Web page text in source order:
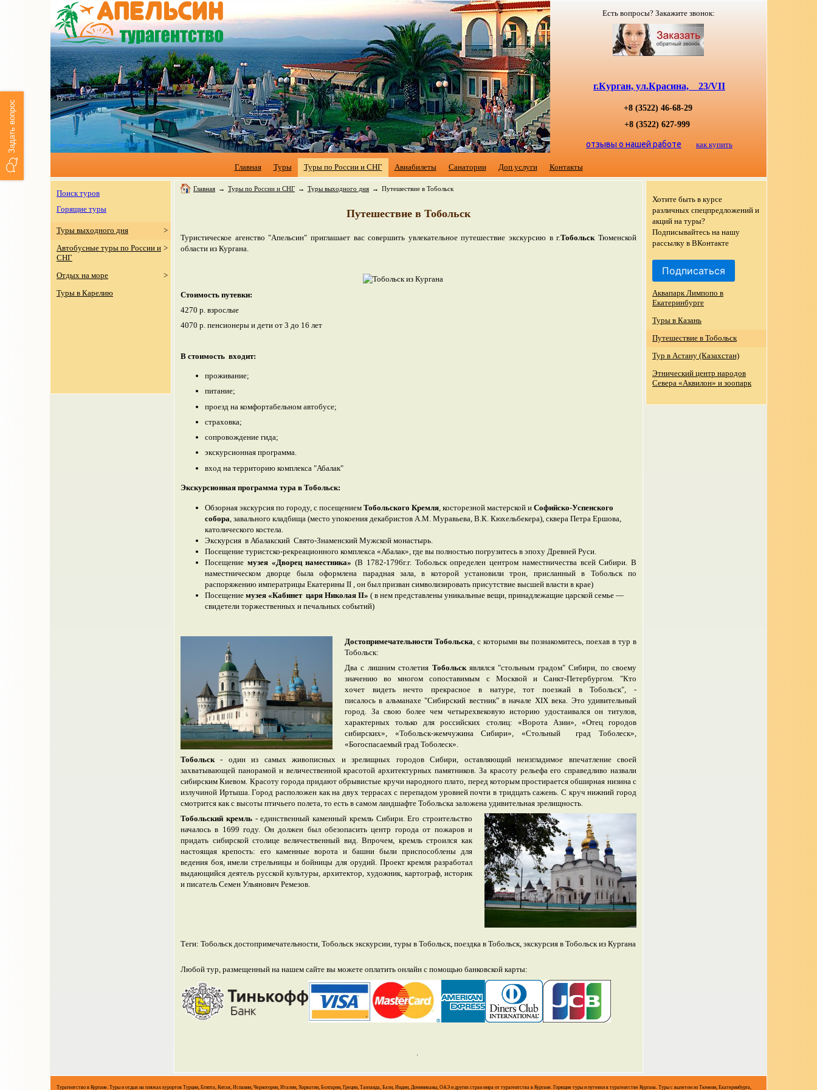
Туристическое агентство "АПЕЛЬСИН"
Есть вопросы? Закажите звонок:
г.Курган, ул.Красина, 23/VII
+8 (3522) 46-68-29
+8 (3522) 627-999
отзывы о нашей работе как купить
Главная Туры Туры по России и СНГ Авиабилеты Санатории Доп.услуги Контакты
Поиск туров
Горящие туры
>
Туры выходного дня
>
Автобусные туры по России и
СНГ
>
Отдых на море
Туры в Карелию
Хотите быть в курсе
различных спецпредложений и
акций на туры?
Подписывайтесь на нашу
рассылку в ВКонтакте
Подписаться
Аквапарк Лимпопо в
Екатеринбурге
Туры в Казань
Путешествие в Тобольск
Тур в Астану (Казахстан)
Этнический центр народов
Севера «Аквилон» и зоопарк
Главная → Туры по России и СНГ → Туры выходного дня → Путешествие в Тобольск
Путешествие в Тобольск
Туристическое агенство "Апельсин" приглашает вас совершить увлекательное путешествие экскурсию в г.Тобольск Тюменской
области из Кургана.
Стоимость путевки:
4270 р. взрослые
4070 р. пенсионеры и дети от 3 до 16 лет
В стоимость входит:
проживание;
питание;
проезд на комфортабельном автобусе;
страховка;
сопровождение гида;
экскурсионная программа.
вход на территорию комплекса "Абалак"
Экскурсионная программа тура в Тобольск:
Обзорная экскурсия по городу, с посещением Тобольского Кремля , косторезной мастерской и Софийско-Успенского
собора , завального кладбища (место упокоения декабристов А.М. Муравьева, В.К. Кюхельбекера), сквера Петра Ершова,
католического костела.
Экскурсия в Абалакский Свято-Знаменский Мужской монастырь.
Посещение туристско-рекреационного комплекса «Абалак», где вы полностью погрузитесь в эпоху Древней Руси.
Посещение музея «Дворец наместника» (В 1782-1796г.г. Тобольск определен центром наместничества всей Сибири. В
наместническом дворце была оформлена парадная зала, в которой установили трон, присланный в Тобольск по
распоряжению императрицы Екатерины II , он был призван символизировать присутствие высшей власти в крае)
Посещение музея «Кабинет царя Николая II» ( в нем представлены уникальные вещи, принадлежащие царской семье —
свидетели торжественных и печальных событий)
Достопримечательности Тобольска , с которыми вы познакомитесь, поехав в тур в
Тобольск:
Два с лишним столетия Тобольскявлялся "стольным градом" Сибири, по своему
значениюво многом сопоставимым с Москвой и Санкт-Петербургом. "Кто
хочет видеть нечто прекрасное внатуре, тот поезжай вТобольск" , -
писалосьв альманахе "Сибирский вестник"в начале XIXвека. Это удивительный
город. За свою более чем четырехвековую историю удостаивался он титулов,
характерных только для российских столиц: «Ворота Азии», «Отец городов
сибирских», «Тобольск-жемчужина Сибири», «Стольный град Тоболеск»,
«Богоспасаемый град Тоболеск».
Тобольск- один из самых живописных и зрелищных городов Сибири, оставляющий неизгладимое впечатление своей
захватывающей панорамой и величественной красотой архитектурных памятников. За красоту рельефа его справедливо назвали
сибирским Киевом. Красоту города придают обрывистые кручи народного плато, перед которым простирается обширная низина с
излучиной Иртыша. Город расположен как на двух террасах с перепадом уровней почти в тридцать сажень. С круч нижний город
смотрится как с высоты птичьего полета, то есть в самом ландшафте Тобольска заложена удивительная зрелищность.
Тобольский кремль- единственный каменный кремль Сибири. Его строительство
началось в 1699 году. Он должен был обезопасить центр города от пожаров и
придать сибирской столице величественный вид. Впрочем, кремль строился как
настоящая крепость: его каменные ворота и башни были приспособлены для
ведения боя, имели стрельницы и бойницы для орудий. Проект кремля разработал
выдающийся деятель русской культуры, архитектор, художник, картограф, историк
и писатель Семен Ульянович Ремезов.
Теги: Тобольск достопримечательности, Тобольск экскурсии, туры в Тобольск, поездка в Тобольск, экскурсия в Тобольск из Кургана
Любой тур, размещенный на нашем сайте вы можете оплатить онлайн с помощью банковской карты:
.
Турагентство в Кургане. Туры и отдых на пляжах курортов Турции, Египта, Китая, Испании, Черногории, Италии, Хорватии, Болгарии, Греции, Таиланда, Бали, Индии, Доминиканы, ОАЭ и других стран мира от турагентства в Кургане. Горящие туры и путевки в турагентстве Кургана. Туры с вылетом из Тюмени, Екатеринбурга,
Задать вопрос